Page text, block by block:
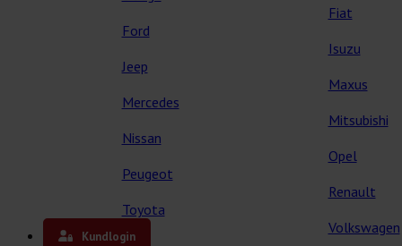
Fiat
Ford
Isuzu
Jeep
Maxus
Mercedes
Mitsubishi
Nissan
Opel
Peugeot
Renault
Toyota
Volkswagen
Våra kåpor
Kundlogin